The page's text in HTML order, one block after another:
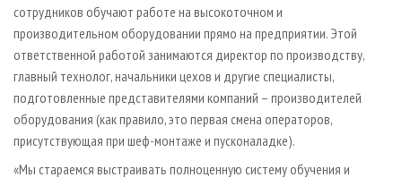
сотрудников обучают работе на высокоточном и
производительном оборудовании прямо на предприятии. Этой
ответственной работой занимаются директор по производству,
главный технолог, начальники цехов и другие специалисты,
подготовленные представителями компаний – производителей
оборудования (как правило, это первая смена операторов,
присутствующая при шеф-монтаже и пусконаладке).
«Мы стараемся выстраивать полноценную систему обучения и